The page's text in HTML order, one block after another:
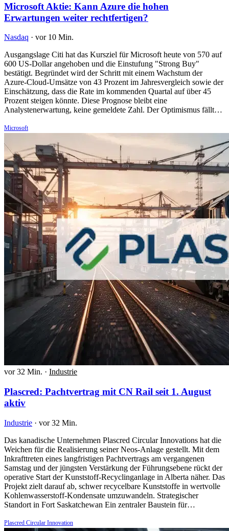
Microsoft Aktie: Kann Azure die hohen
Erwartungen weiter rechtfertigen?
Nasdaq · vor 10 Min.
Ausgangslage Citi hat das Kursziel für Microsoft heute von 570 auf
600 US-Dollar angehoben und die Einstufung "Strong Buy"
bestätigt. Begründet wird der Schritt mit einem Wachstum der
Azure-Cloud-Umsätze von 43 Prozent im Jahresvergleich sowie der
Einschätzung, dass die Rate im kommenden Quartal auf über 45
Prozent steigen könnte. Diese Prognose bleibt eine
Analystenerwartung, keine gemeldete Zahl. Der Optimismus fällt…
Microsoft
vor 32 Min. · Industrie
Plascred: Pachtvertrag mit CN Rail seit 1. August
aktiv
Industrie · vor 32 Min.
Das kanadische Unternehmen Plascred Circular Innovations hat die
Weichen für die Realisierung seiner Neos-Anlage gestellt. Mit dem
Inkrafttreten eines langfristigen Pachtvertrags am vergangenen
Samstag und der jüngsten Verstärkung der Führungsebene rückt der
operative Start der Kunststoff-Recyclinganlage in Alberta näher. Das
Projekt zielt darauf ab, schwer recycelbare Kunststoffe in wertvolle
Kohlenwasserstoff-Kondensate umzuwandeln. Strategischer
Standort in Fort Saskatchewan Ein zentraler Baustein für…
Plascred Circular Innovation